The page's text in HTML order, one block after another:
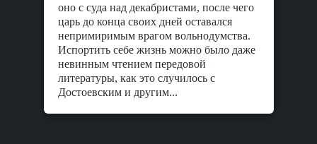
оно с суда над декабристами, после чего
царь до конца своих дней оставался
непримиримым врагом вольнодумства.
Испортить себе жизнь можно было даже
невинным чтением передовой
литературы, как это случилось с
Достоевским и другим...